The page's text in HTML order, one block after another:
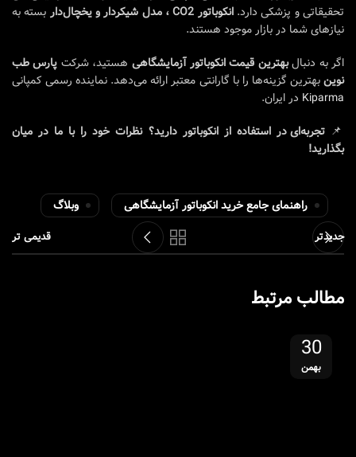
تحقیقاتی و پزشکی دارد.انکوباتور CO2 ، مدل شیکردار و یخچال‌دار
بسته به
نیازهای شما در بازار موجود هستند.
اگر به دنبالبهترین قیمت انکوباتور آزمایشگاهی هستید، شرکت پارس طب
نوینبهترین گزینه‌ها را با گارانتی معتبر ارائه می‌دهد. نماینده رسمی کمپانی
Kiparma در ایران.
📌تجربه‌ای در استفاده از انکوباتور دارید؟ نظرات خود را با ما در میان
بگذارید!
راهنمای جامع خرید انکوباتور آزمایشگاهی وبلاگ
جدیدتر قدیمی تر
مطالب مرتبط
30
بهمن